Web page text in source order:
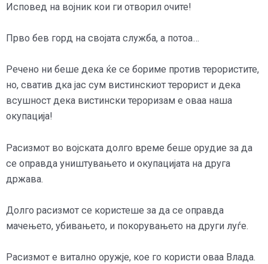
Исповед на војник кои ги отворил очите!
Прво бев горд на својата служба, а потоа…
Речено ни беше дека ќе се бориме против терористите,
но, сватив дка јас сум вистинскиот терорист и дека
всушност дека вистински тероризам е оваа наша
окупација!
Расизмот во војската долго време беше орудие за да
се оправда уништувањето и окупацијата на друга
држава.
Долго расизмот се користеше за да се оправда
мачењето, убивањето, и покорувањето на други луѓе.
Расизмот е витално оружје, кое го користи оваа Влада.